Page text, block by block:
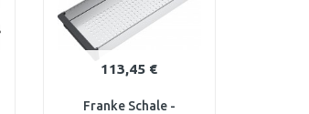
113,45 €
Franke Schale -